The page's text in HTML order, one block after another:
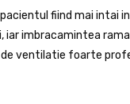
fiind mai
imbracamintea
ventilatie foarte